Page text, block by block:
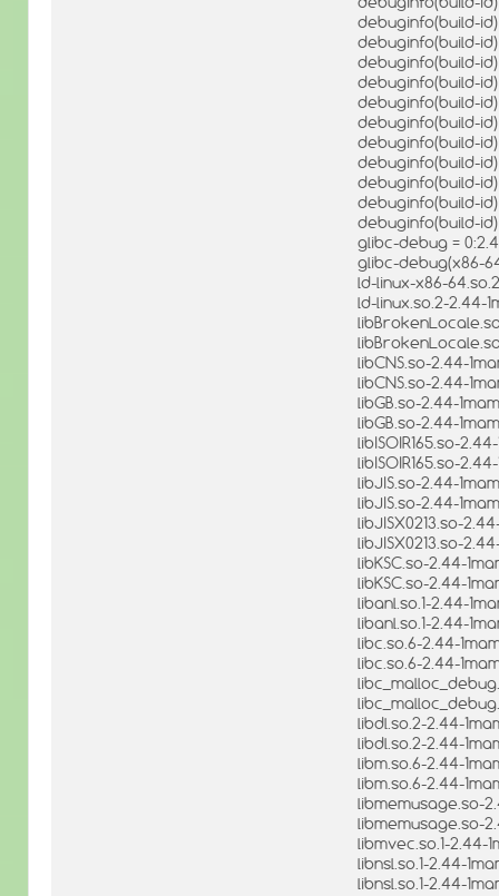
debuginfo(build-id)
debuginfo(build-id)
debuginfo(build-id)
debuginfo(build-
debuginfo(build-
debuginfo(build-id)
debuginfo(build-
debuginfo(build-
debuginfo(build-id)
debuginfo(build-
debuginfo(build-id)
glibc-debug =
glibc-debug(x86-
ld-linux-x86-
ld-linux.so.2-2.44-
libCNS.so-2.44-
libCNS.so-2.44-
libGB.so-2.44-
libGB.so-2.44-
libISOIR165.so-
libISOIR165.so-
libJIS.so-2.44-
libJIS.so-2.44-
libJISX0213.so-
libJISX0213.so-
libKSC.so-2.44-
libKSC.so-2.44-
libanl.so.1-2.44-
libanl.so.1-2.44-
libc.so.6-2.44-
libc.so.6-2.44-
libdl.so.2-2.44-
libdl.so.2-2.44-
libm.so.6-2.44-
libm.so.6-2.44-
libmemusage.so-
libmemusage.so-
libmvec.so.1-2.44-
libnsl.so.1-2.44-
libnsl.so.1-2.44-